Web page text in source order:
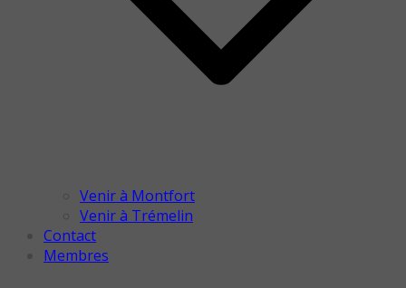
Venir à Montfort
Venir à Trémelin
Contact
Membres